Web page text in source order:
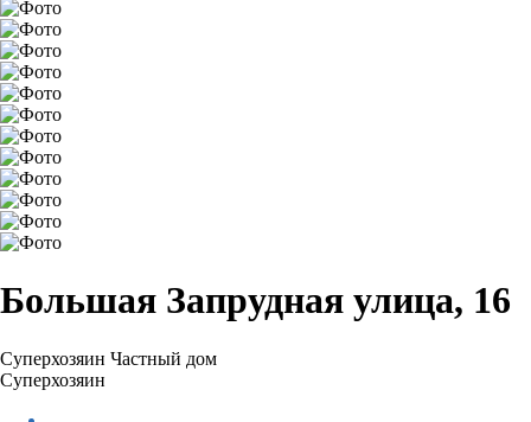
Большая Запрудная улица, 16
Суперхозяин Частный дом
Суперхозяин